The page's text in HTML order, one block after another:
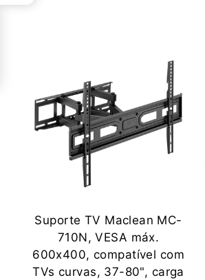
Suporte TV Maclean MC-
710N, VESA máx.
600x400, compatível com
TVs curvas, 37-80", carga